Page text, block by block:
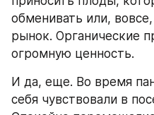
обменивать или,
рынок. Органические
огромную ценность.
И да, еще. Во время
себя чувствовали в